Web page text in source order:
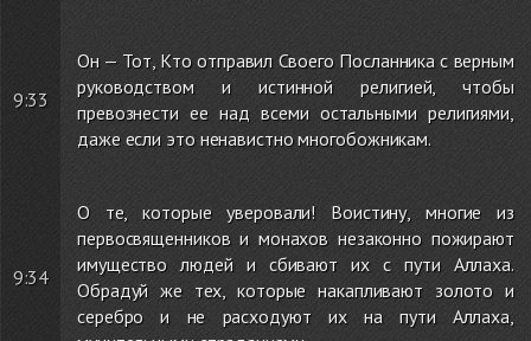
9:33
Он — Тот, Кто отправил Своего Посланника с верным
руководством и истинной религией, чтобы
превознести ее над всеми остальными религиями,
даже если это ненавистно многобожникам.
9:34
О те, которые уверовали! Воистину, многие из
первосвященников и монахов незаконно пожирают
имущество людей и сбивают их с пути Аллаха.
Обрадуй же тех, которые накапливают золото и
серебро и не расходуют их на пути Аллаха,